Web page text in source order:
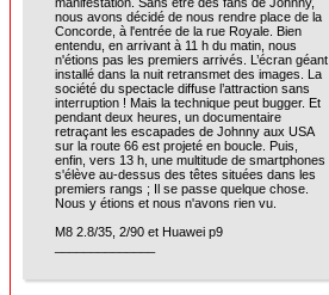
nous avons décidé de nous rendre place de la
Concorde, à l'entrée de la rue Royale. Bien
entendu, en arrivant à 11 h du matin, nous
n'étions pas les premiers arrivés. L’écran géant
installé dans la nuit retransmet des images. La
société du spectacle diffuse l’attraction sans
interruption ! Mais la technique peut bugger. Et
pendant deux heures, un documentaire
retraçant les escapades de Johnny aux USA
sur la route 66 est projeté en boucle. Puis,
enfin, vers 13 h, une multitude de smartphones
s'élève au-dessus des têtes situées dans les
premiers rangs ; Il se passe quelque chose.
Nous y étions et nous n'avons rien vu.
M8 2.8/35, 2/90 et Huawei p9